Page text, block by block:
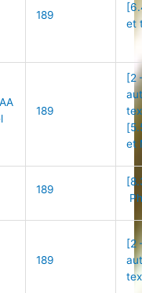
189
et
189
[2
et
189
189
[2